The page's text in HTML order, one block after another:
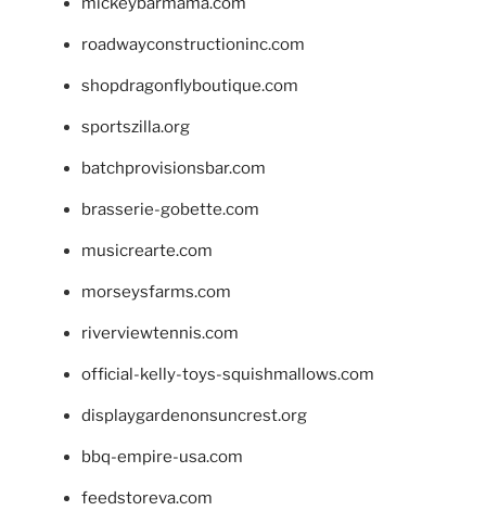
roadwayconstructioninc.com
shopdragonflyboutique.com
sportszilla.org
batchprovisionsbar.com
brasserie-gobette.com
musicrearte.com
morseysfarms.com
riverviewtennis.com
official-kelly-toys-squishmallows.com
displaygardenonsuncrest.org
bbq-empire-usa.com
feedstoreva.com